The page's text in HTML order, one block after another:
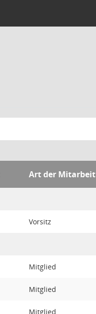
Art der Mitarbeit
Vorsitz
Mitglied
Mitglied
Mitglied